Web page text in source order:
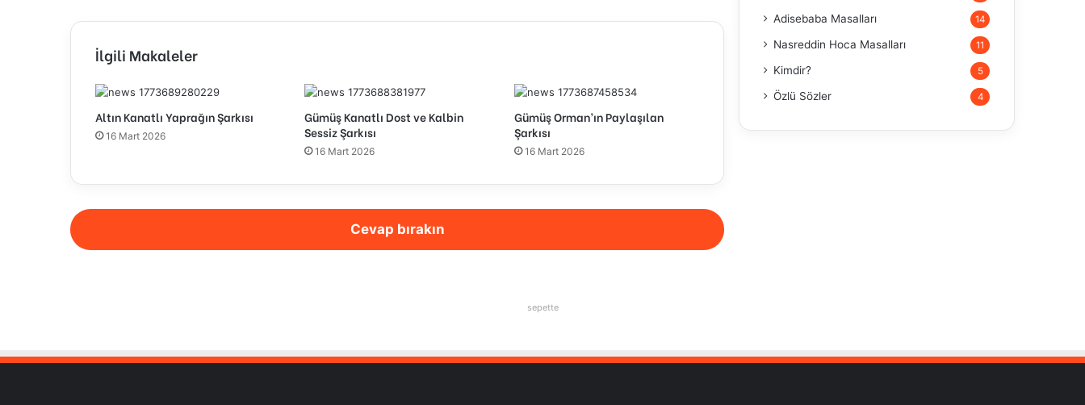
İlgili Makaleler
Altın Kanatlı Yaprağın Şarkısı
16 Mart 2026
Gümüş Kanatlı Dost ve Kalbin
Sessiz Şarkısı
16 Mart 2026
Gümüş Orman’ın Paylaşılan
Şarkısı
16 Mart 2026
Cevap bırakın
Adisebaba Masalları 14
Nasreddin Hoca Masalları 11
Kimdir? 5
Özlü Sözler 4
sepette